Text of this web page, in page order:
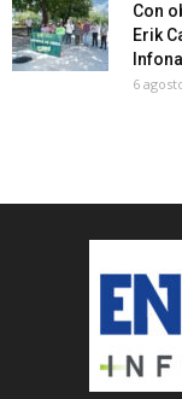
Con
Erik
6